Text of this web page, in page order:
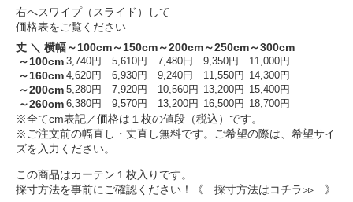
右へスワイプ（スライド）して
価格表をご覧ください
丈 ＼ 横幅～100cm～150cm～200cm～250cm～300cm
～100cm 3,740円 5,610円 7,480円 9,350円 11,000円
～160cm 4,620円 6,930円 9,240円 11,550円 14,300円
～200cm 5,280円 7,920円 10,560円 13,200円 15,400円
～260cm 6,380円 9,570円 13,200円 16,500円 18,700円
※全てcm表記／価格は１枚の値段（税込）です。
※ご注文前の幅直し・丈直し無料です。ご希望の際は、希望サイ
ズを入力ください。
この商品はカーテン１枚入りです。
採寸方法を事前にご確認ください！
《 採寸方法はコチラ▹▹ 》